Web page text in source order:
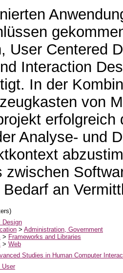
User Centered
Interaction
In der
von
erfolgreich
Analyse- und
zwischen
an
Design
> Administration, Government
> Frameworks and Libraries
> Web
Studies in Human Computer
User